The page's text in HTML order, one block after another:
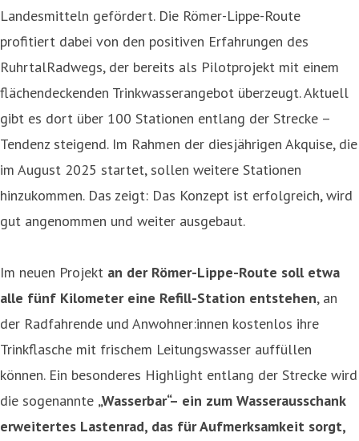
Landesmitteln gefördert. Die Römer-Lippe-Route
profitiert dabei von den positiven Erfahrungen des
RuhrtalRadwegs, der bereits als Pilotprojekt mit einem
flächendeckenden Trinkwasserangebot überzeugt. Aktuell
gibt es dort über 100 Stationen entlang der Strecke –
Tendenz steigend. Im Rahmen der diesjährigen Akquise, die
im August 2025 startet, sollen weitere Stationen
hinzukommen. Das zeigt: Das Konzept ist erfolgreich, wird
gut angenommen und weiter ausgebaut.
Im neuen Projekt an der Römer-Lippe-Route soll etwa
alle fünf Kilometer eine Refill-Station entstehen, an
der Radfahrende und Anwohner:innen kostenlos ihre
Trinkflasche mit frischem Leitungswasser auffüllen
können. Ein besonderes Highlight entlang der Strecke wird
die sogenannte „Wasserbar“– ein zum Wasserausschank
erweitertes Lastenrad, das für Aufmerksamkeit sorgt,